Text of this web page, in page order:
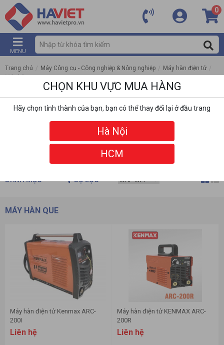
0
MENU
Trang chủ / Máy Công cụ - Công nghiệp & Nông nghiệp / Máy hàn điện tử /
Máy hàn que
DANH MỤC BỘ LỌC
MÁY HÀN QUE
Máy hàn điện tử Kenmax ARC-
200I
Liên hệ
Máy hàn điện tử KENMAX ARC-
200R
Liên hệ
CHỌN KHU VỰC MUA HÀNG
Hãy chọn tỉnh thành của bạn, bạn có thể thay đổi lại ở đầu trang
Hà Nội
HCM